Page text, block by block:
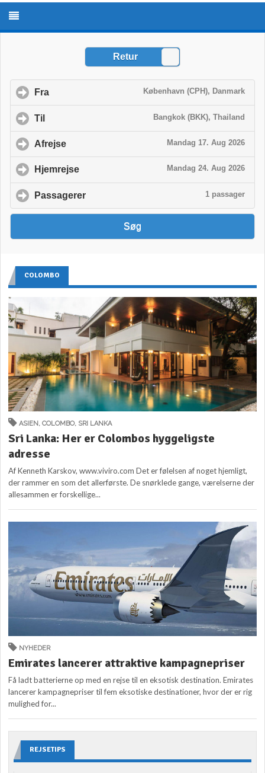
COLOMBO
ASIEN ,COLOMBO, SRI LANKA
Sri Lanka: Her er Colombos hyggeligste
adresse
Af Kenneth Karskov, www.viviro.com Det er følelsen af noget hjemligt,
der rammer en som det allerførste. De snørklede gange, værelserne der
allesammen er forskellige...
NYHEDER
Emirates lancerer attraktive kampagnepriser
Få ladt batterierne op med en rejse til en eksotisk destination. Emirates
lancerer kampagnepriser til fem eksotiske destinationer, hvor der er rig
mulighed for...
REJSETIPS